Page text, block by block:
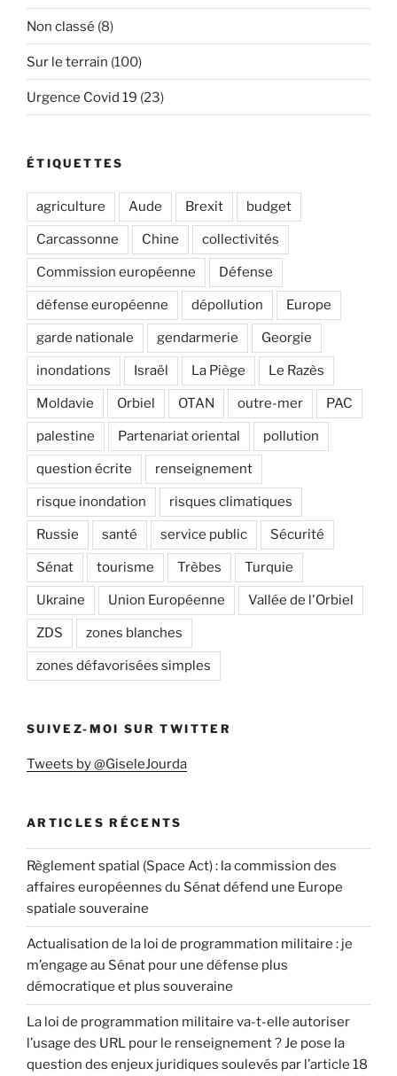
Non classé (8)
Sur le terrain (100)
Urgence Covid 19 (23)
ÉTIQUETTES
agriculture Aude Brexit budget
Carcassonne Chine collectivités
Commission européenne Défense
défense européenne dépollution Europe
garde nationale gendarmerie Georgie
inondations Israël La Piège Le Razès
Moldavie Orbiel OTAN outre-mer PAC
palestine Partenariat oriental pollution
question écrite renseignement
risque inondation risques climatiques
Russie santé service public Sécurité
Sénat tourisme Trèbes Turquie
Ukraine Union Européenne Vallée de l'Orbiel
ZDS zones blanches
zones défavorisées simples
SUIVEZ-MOI SUR TWITTER
Tweets by @GiseleJourda
ARTICLES RÉCENTS
Règlement spatial (Space Act) : la commission des
affaires européennes du Sénat défend une Europe
spatiale souveraine
Actualisation de la loi de programmation militaire : je
m’engage au Sénat pour une défense plus
démocratique et plus souveraine
La loi de programmation militaire va-t-elle autoriser
l’usage des URL pour le renseignement ? Je pose la
question des enjeux juridiques soulevés par l’article 18